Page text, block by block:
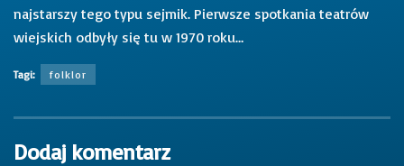
najstarszy tego typu sejmik. Pierwsze spotkania teatrów
wiejskich odbyły się tu w 1970 roku…
Tagi: folklor
Dodaj komentarz